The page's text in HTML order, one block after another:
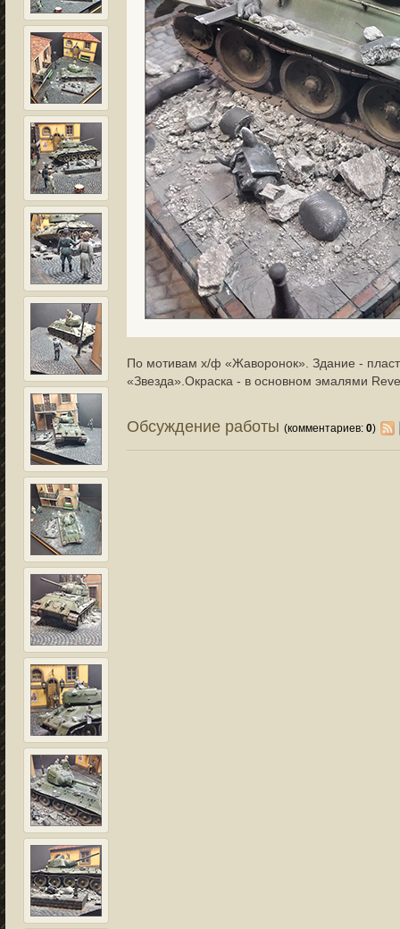
По мотивам х/ф «Жаворонок». Здание -
«Звезда».Окраска - в основном эмалями
Обсуждение работы(комментариев:0)